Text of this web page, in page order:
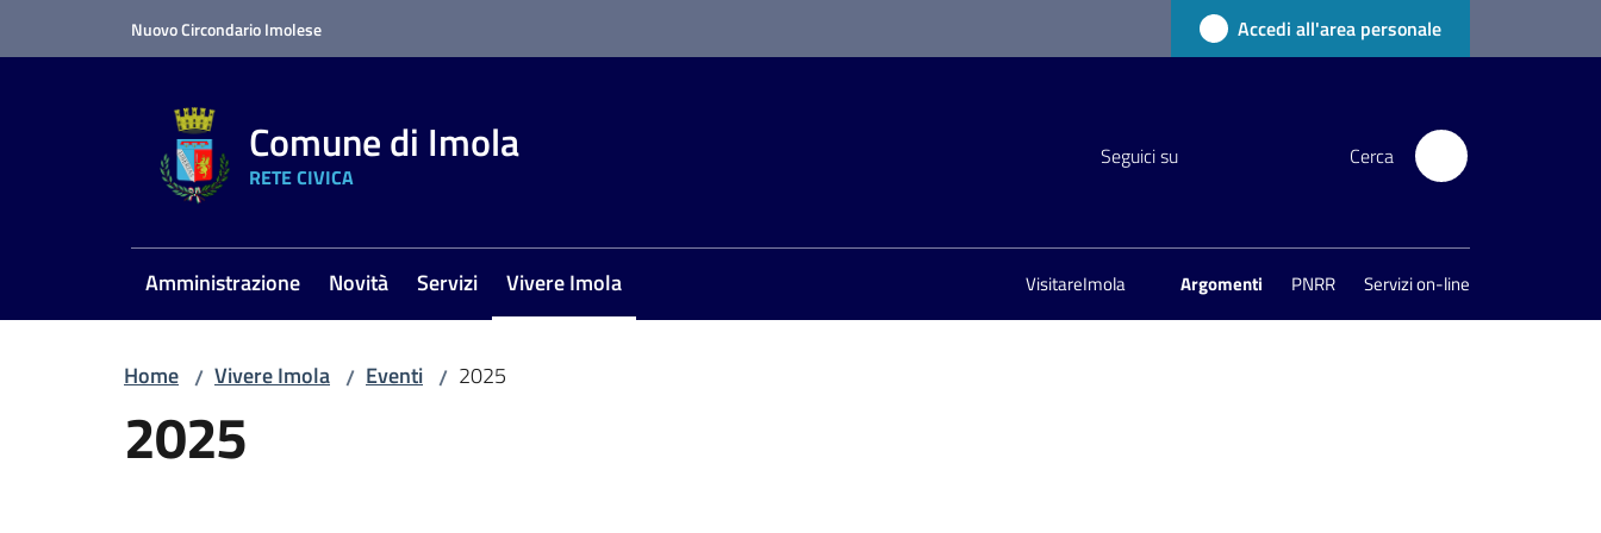
Nuovo Circondario Imolese Accedi all'area personale
Comune di Imola
RETE CIVICA
Seguici su Cerca
Amministrazione Novità Servizi Vivere Imola
Menu selezionato VisitareImola Argomenti PNRR Servizi on-line
Home / Vivere Imola / Eventi / 2025
2025